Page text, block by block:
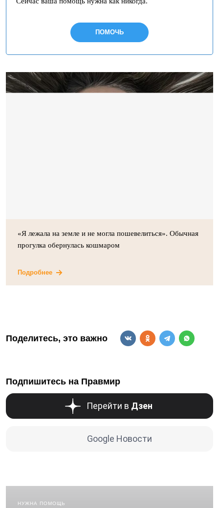
ПОМОЧЬ
«Я лежала на земле и не могла пошевелиться». Обычная
прогулка обернулась кошмаром
Подробнее
Поделитесь, это важно
Подпишитесь на Правмир
Перейти в Дзен
Google Новости
НУЖНА ПОМОЩЬ